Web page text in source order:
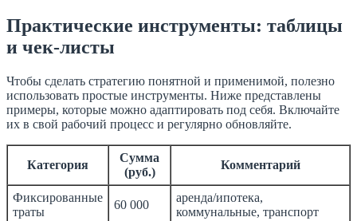
Практические инструменты: таблицы
и чек-листы
Чтобы сделать стратегию понятной и применимой, полезно
использовать простые инструменты. Ниже представлены
примеры, которые можно адаптировать под себя. Включайте
их в свой рабочий процесс и регулярно обновляйте.
Категория
Сумма
(руб.)
Комментарий
Фиксированные
траты
60 000
аренда/ипотека,
коммунальные, транспорт